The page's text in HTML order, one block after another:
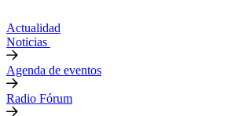
Actualidad
Noticias
Agenda de eventos
Radio Fórum